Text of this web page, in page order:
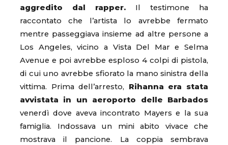
aggredito dal rapper. Il testimone ha
raccontato che l’artista lo avrebbe fermato
mentre passeggiava insieme ad altre persone a
Los Angeles, vicino a Vista Del Mar e Selma
Avenue e poi avrebbe esploso 4 colpi di pistola,
di cui uno avrebbe sfiorato la mano sinistra della
vittima. Prima dell’arresto, Rihanna era stata
avvistata in un aeroporto delle Barbados
venerdì dove aveva incontrato Mayers e la sua
famiglia. Indossava un mini abito vivace che
mostrava il pancione. La coppia sembrava